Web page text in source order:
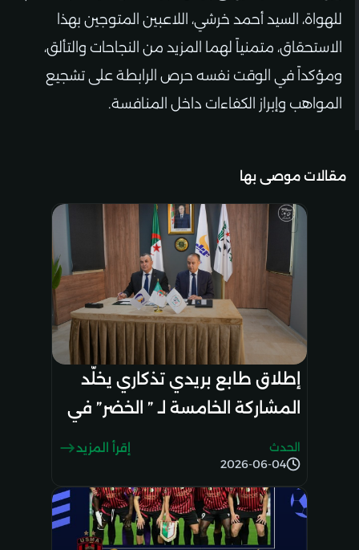
للهواة، السيد أحمد خرشي، اللاعبين المتوجين بهذا
الاستحقاق، متمنياً لهما المزيد من النجاحات والتألق،
ومؤكداً في الوقت نفسه حرص الرابطة على تشجيع
المواهب وإبراز الكفاءات داخل المنافسة.
مقالات موصى بها
إطلاق طابع بريدي تذكاري يخلّد
المشاركة الخامسة لـ ” الخضر” في
نهائيات كأس العالم
2026-06-04
الحدث إقرأ المزيد